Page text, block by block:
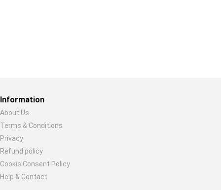
Information
About Us
Terms & Conditions
Privacy
Refund policy
Cookie Consent Policy
Help & Contact